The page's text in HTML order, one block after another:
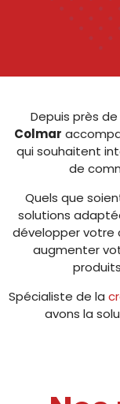
Depuis près
Colmar
qui souhaitent
de
Quels que
solutions
développer votre
augmenter
Spécialiste de la
avons la